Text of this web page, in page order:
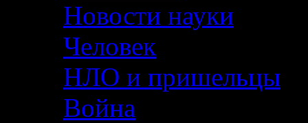
Новости науки
Человек
НЛО и пришельцы
Война